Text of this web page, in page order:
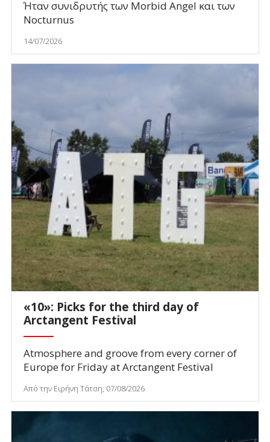
Ήταν συνιδρυτής των Morbid Angel και των
Nocturnus
14/07/2026
«10»: Picks for the third day of
Arctangent Festival
Atmosphere and groove from every corner of
Europe for Friday at Arctangent Festival
Από την Ειρήνη Τάτση, 07/08/2026